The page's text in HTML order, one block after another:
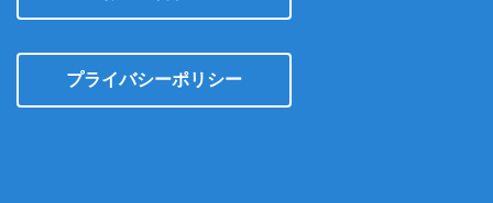
プライバシーポリシー